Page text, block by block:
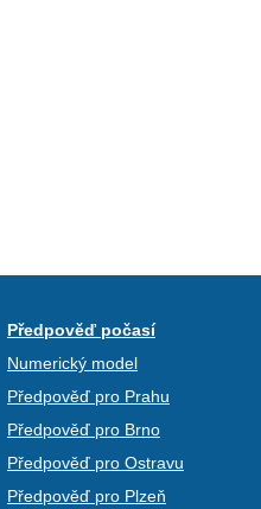
Předpověď počasí
Numerický model
Předpověď pro Prahu
Předpověď pro Brno
Předpověď pro Ostravu
Předpověď pro Plzeň